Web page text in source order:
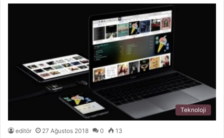
Teknoloji
editör 27 Ağustos 2018 0 13